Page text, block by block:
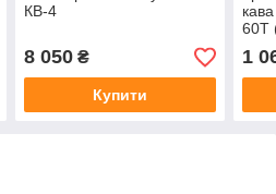
КВ-4
8 050₴
Купити
60T
1